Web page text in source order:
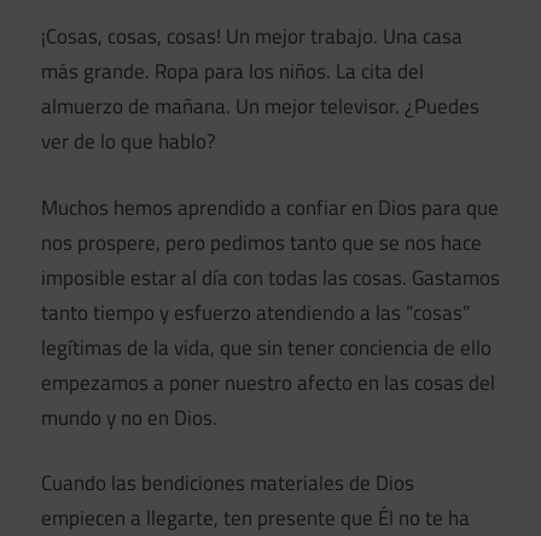
¡Cosas, cosas, cosas! Un mejor trabajo. Una casa
más grande. Ropa para los niños. La cita del
almuerzo de mañana. Un mejor televisor. ¿Puedes
ver de lo que hablo?
Muchos hemos aprendido a confiar en Dios para que
nos prospere, pero pedimos tanto que se nos hace
imposible estar al día con todas las cosas. Gastamos
tanto tiempo y esfuerzo atendiendo a las “cosas”
legítimas de la vida, que sin tener conciencia de ello
empezamos a poner nuestro afecto en las cosas del
mundo y no en Dios.
Cuando las bendiciones materiales de Dios
empiecen a llegarte, ten presente que Él no te ha